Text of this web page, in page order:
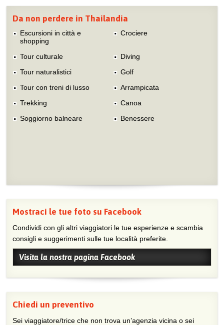
Da non perdere in Thailandia
Escursioni in città e
shopping
Crociere
Tour culturale
Diving
Tour naturalistici
Golf
Tour con treni di lusso
Arrampicata
Trekking
Canoa
Soggiorno balneare
Benessere
Mostraci le tue foto su Facebook
Condividi con gli altri viaggiatori le tue esperienze e scambia
consigli e suggerimenti sulle tue località preferite.
Visita la nostra pagina Facebook
Chiedi un preventivo
Sei viaggiatore/trice che non trova un’agenzia vicina o sei